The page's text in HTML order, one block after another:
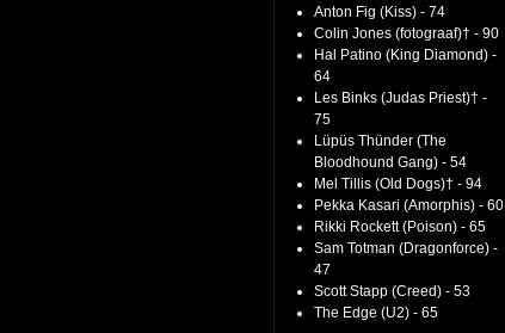
Anton Fig (Kiss) - 74
Colin Jones (fotograaf)† - 90
Hal Patino (King Diamond) -
64
Les Binks (Judas Priest)† -
75
Lüpüs Thünder (The
Bloodhound Gang) - 54
Mel Tillis (Old Dogs)† - 94
Pekka Kasari (Amorphis) - 60
Rikki Rockett (Poison) - 65
Sam Totman (Dragonforce) -
47
Scott Stapp (Creed) - 53
The Edge (U2) - 65